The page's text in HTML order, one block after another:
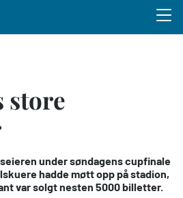
store
under søndagens cupfinale
hadde møtt opp på stadion,
var solgt nesten 5000 billetter.